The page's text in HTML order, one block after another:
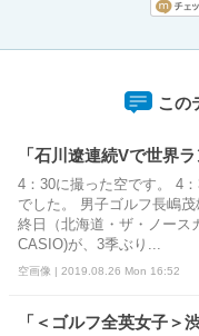
この
「石川遼連続Vで世界
4：30に撮った空です。 4
でした。 男子ゴルフ長嶋
終日（北海道・ザ・ノース
CASIO)が、3季ぶり...
空画像 | 2019.08.26 Mon 16:52
「＜ゴルフ全英女子＞